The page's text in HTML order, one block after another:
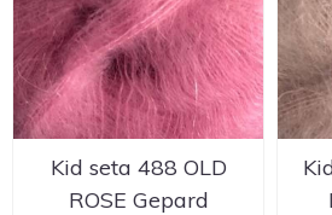
Kid seta 488 OLD
ROSE Gepard